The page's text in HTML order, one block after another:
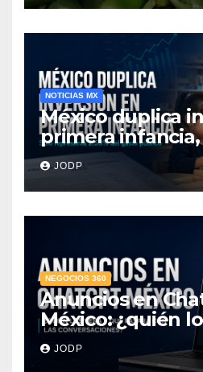
NOTICIAS MX
México duplica
primera
destina 2.53%
público
JODP
NEGOCIOS 360
Anuncios en
México: ¿quién
pasará con las
conversaciones?
JODP